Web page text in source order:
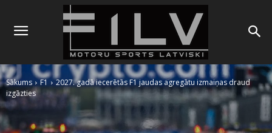
Sākums F1
2027. gadā iecerētās F1 jaudas agregātu izmaiņas draud
izgāzties